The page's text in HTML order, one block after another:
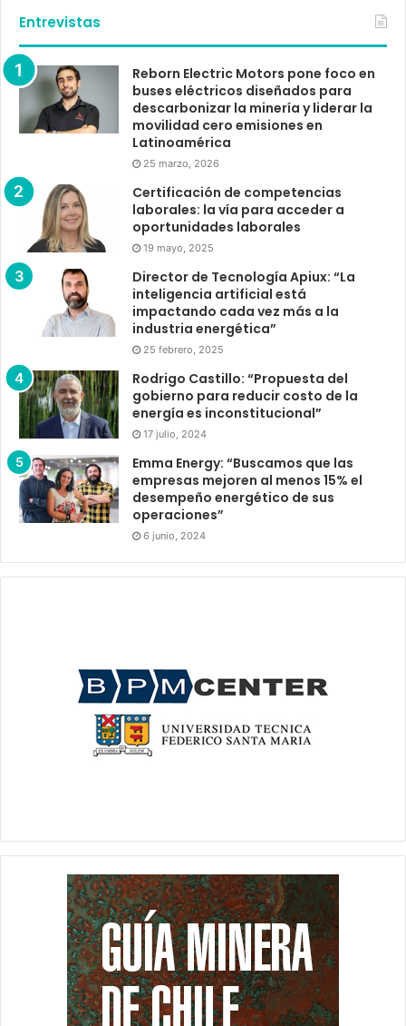
Entrevistas
Reborn Electric Motors pone foco en
buses eléctricos diseñados para
descarbonizar la minería y liderar la
movilidad cero emisiones en
Latinoamérica
25 marzo, 2026
Certificación de competencias
laborales: la vía para acceder a
oportunidades laborales
19 mayo, 2025
Director de Tecnología Apiux: “La
inteligencia artificial está
impactando cada vez más a la
industria energética”
25 febrero, 2025
Rodrigo Castillo: “Propuesta del
gobierno para reducir costo de la
energía es inconstitucional”
17 julio, 2024
Emma Energy: “Buscamos que las
empresas mejoren al menos 15% el
desempeño energético de sus
operaciones”
6 junio, 2024